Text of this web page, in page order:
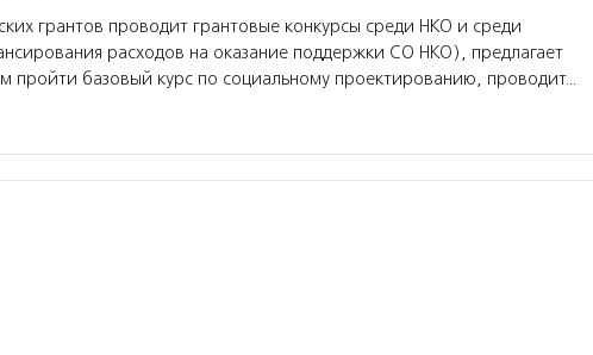
грантов проводит грантовые конкурсы среди НКО и среди
расходов на оказание поддержки СО НКО), предлагает
пройти базовый курс по социальному проектированию, проводит…